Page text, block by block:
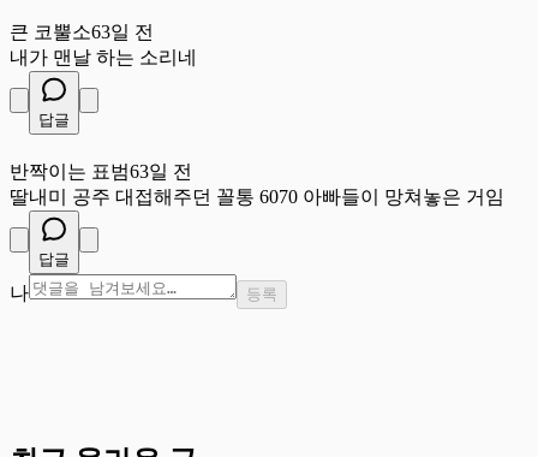
큰 코뿔소63일 전
내가 맨날 하는 소리네
답글
반짝이는 표범63일 전
딸내미 공주 대접해주던 꼴통 6070 아빠들이 망쳐놓은 거임
답글
나 등록